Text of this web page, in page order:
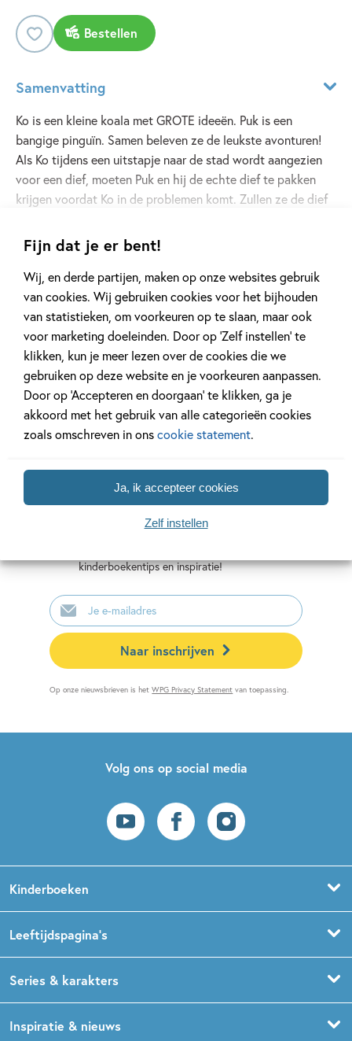
Fijn dat je er bent!
Wij, en derde partijen, maken op onze websites gebruik
van cookies. Wij gebruiken cookies voor het bijhouden
van statistieken, om voorkeuren op te slaan, maar ook
voor marketing doeleinden. Door op ‘Zelf instellen’ te
klikken, kun je meer lezen over de cookies die we
gebruiken op deze website en je voorkeuren aanpassen.
Door op ‘Accepteren en doorgaan’ te klikken, ga je
akkoord met het gebruik van alle categorieën cookies
zoals omschreven in onscookie statement.
Ja, ik accepteer cookies
Zelf instellen
Bestellen
Samenvatting
Ko is een kleine koala met GROTE ideeën. Puk is een
bangige pinguïn. Samen beleven ze de leukste avonturen!
Als Ko tijdens een uitstapje naar de stad wordt aangezien
voor een dief, moeten Puk en hij de echte dief te pakken
krijgen voordat Ko in de problemen komt. Zullen ze de dief
Specificaties
ISBN: 9789048322350
NUR:
281
Type: Hardcover
Auteur(s):
Alan MacDonald
Illustrator: Francesca Gambatesa
Prijs:
12,50
Veltman Uitgevers B.V.
Verschijningsdatum: 01-02-2025
Zoek een boekhandel in de buurt
Schrijf een review
Mis geen enkel kinderboek
of nieuwtje meer en schrijf
je in voor onze nieuwsbrief
kinderboekentips en inspiratie!
E-
mailadres
Naar inschrijven
Op onze nieuwsbrieven is hetWPG Privacy Statement van toepassing.
Volg ons op social media
Kinderboeken
Prentenboeken
Babyboeken
Leeftijdspagina’s
Boekentips 1,5 - 3 jaar
Series & karakters
Inspiratie & nieuws